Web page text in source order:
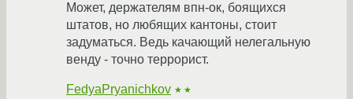
Может, держателям впн-ок, боящихся
штатов, но любящих кантоны, стоит
задуматься. Ведь качающий нелегальную
венду - точно террорист.
FedyaPryanichkov ★★